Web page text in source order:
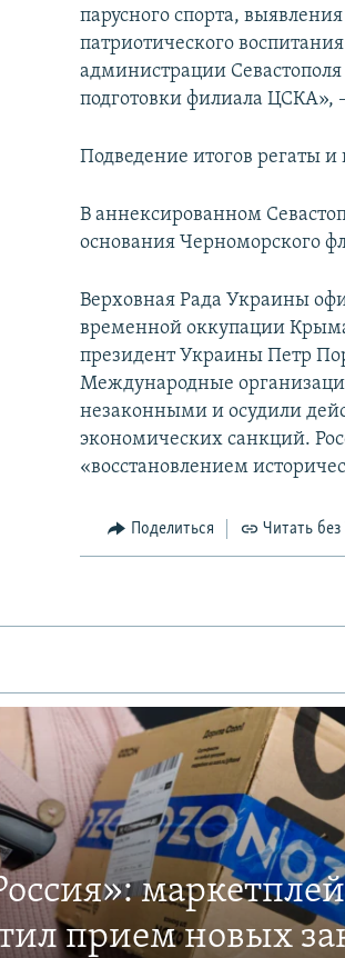
парусного спорта,
патриотического
администрации
подготовки филиала ЦСКА»,
Подведение итогов регаты
В аннексированном
основания Черноморского
Верховная Рада Украины
временной оккупации Крыма
президент Украины Петр
Международные
незаконными и осудили
экономических санкций.
«восстановлением
Поделиться Читать без
прием новых